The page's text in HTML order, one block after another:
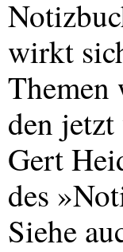
wirkt
Themen
den
Gert
des
Siehe